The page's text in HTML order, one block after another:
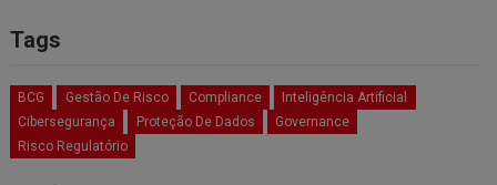
Tags
BCG Gestão De Risco Compliance
Inteligência Artificial
Cibersegurança
Proteção De Dados
Governance
Risco Regulatório